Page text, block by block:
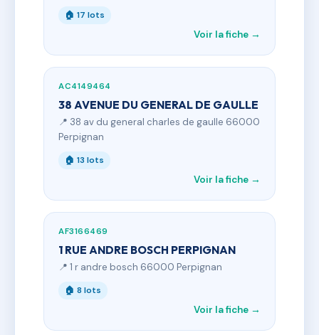
🏠 17 lots
Voir la fiche →
AC4149464
38 AVENUE DU GENERAL DE GAULLE
📍 38 av du general charles de gaulle 66000
Perpignan
🏠 13 lots
Voir la fiche →
AF3166469
1 RUE ANDRE BOSCH PERPIGNAN
📍 1 r andre bosch 66000 Perpignan
🏠 8 lots
Voir la fiche →